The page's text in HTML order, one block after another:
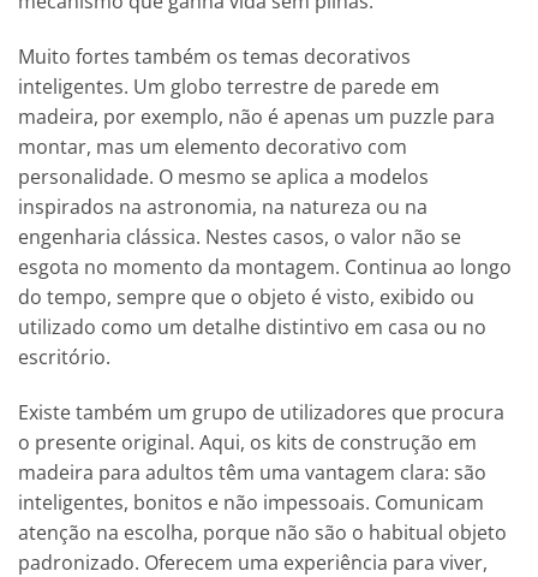
Muito fortes também os temas decorativos
inteligentes. Um globo terrestre de parede em
madeira, por exemplo, não é apenas um puzzle para
montar, mas um elemento decorativo com
personalidade. O mesmo se aplica a modelos
inspirados na astronomia, na natureza ou na
engenharia clássica. Nestes casos, o valor não se
esgota no momento da montagem. Continua ao longo
do tempo, sempre que o objeto é visto, exibido ou
utilizado como um detalhe distintivo em casa ou no
escritório.
Existe também um grupo de utilizadores que procura
o presente original. Aqui, os kits de construção em
madeira para adultos têm uma vantagem clara: são
inteligentes, bonitos e não impessoais. Comunicam
atenção na escolha, porque não são o habitual objeto
padronizado. Oferecem uma experiência para viver,